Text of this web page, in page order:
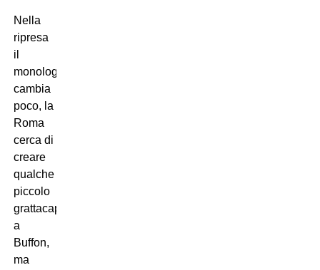
Nella
ripresa
il
monologo
cambia
poco, la
Roma
cerca di
creare
qualche
piccolo
grattacapo
a
Buffon,
ma